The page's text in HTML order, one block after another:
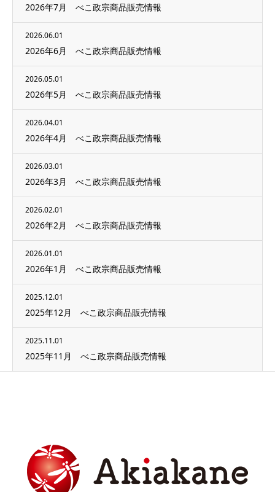
2026年7月 べこ政宗商品販売情報
2026.06.01
2026年6月 べこ政宗商品販売情報
2026.05.01
2026年5月 べこ政宗商品販売情報
2026.04.01
2026年4月 べこ政宗商品販売情報
2026.03.01
2026年3月 べこ政宗商品販売情報
2026.02.01
2026年2月 べこ政宗商品販売情報
2026.01.01
2026年1月 べこ政宗商品販売情報
2025.12.01
2025年12月 べこ政宗商品販売情報
2025.11.01
2025年11月 べこ政宗商品販売情報